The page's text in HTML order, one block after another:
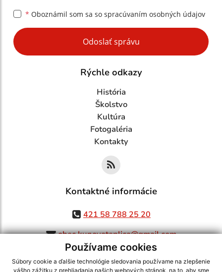
Používame cookies
Súbory cookie a ďalšie technológie sledovania používame na zlepšenie
vášho zážitku z prehliadania našich webových stránok, na to, aby sme
* Oboznámil som sa so spracúvaním osobných údajov
Google reCaptcha Response
Odoslať správu
Rýchle odkazy
História
Školstvo
Kultúra
Fotogaléria
Kontakty
Kontaktné informácie
421 58 788 25 20
obec.kunovateplica@gmail.com